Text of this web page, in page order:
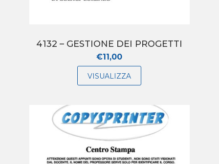
4132 – GESTIONE DEI PROGETTI
€11,00
VISUALIZZA